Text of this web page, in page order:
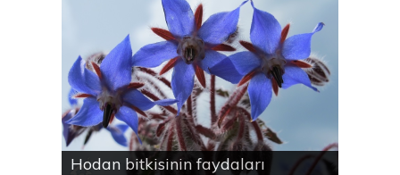
Karbonatlı Pişi Tarifi
Hodan bitkisinin faydaları
Yalancı Baklava Tarifi
Gökçesu Pilavı Tarifi
Nohutlu kereviz yemeği